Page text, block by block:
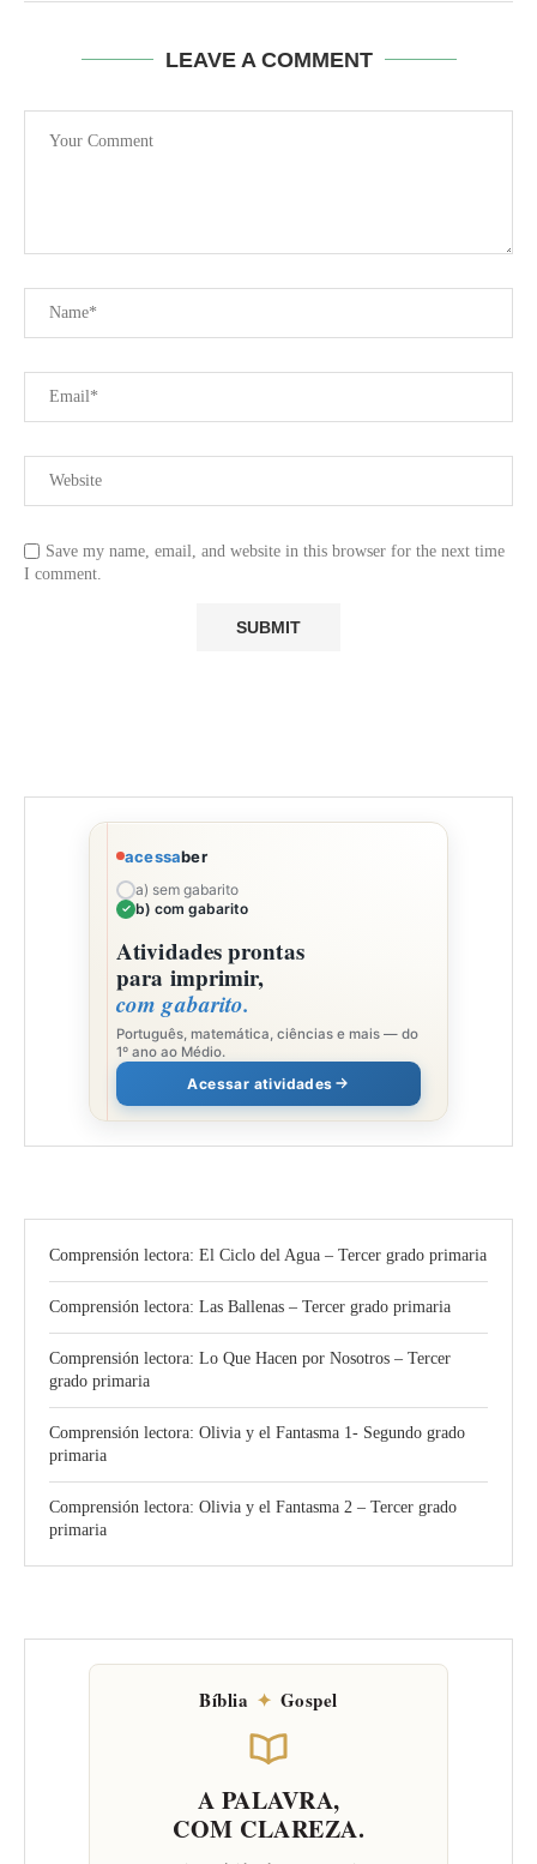
LEAVE A COMMENT
Save my name, email, and website in this browser for the next time
I comment.
acessaber
a) sem gabarito
b) com gabarito
Atividades prontas
para imprimir,
com gabarito.
Português, matemática, ciências e mais — do
1º ano ao Médio.
Acessar atividades
Comprensión lectora: El Ciclo del Agua – Tercer grado primaria
Comprensión lectora: Las Ballenas – Tercer grado primaria
Comprensión lectora: Lo Que Hacen por Nosotros – Tercer
grado primaria
Comprensión lectora: Olivia y el Fantasma 1- Segundo grado
primaria
Comprensión lectora: Olivia y el Fantasma 2 – Tercer grado
primaria
Bíblia ✦ Gospel
A PALAVRA,
COM CLAREZA.